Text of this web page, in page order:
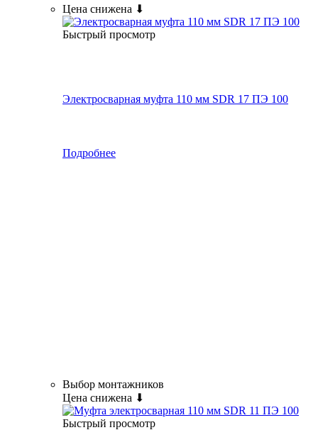
Цена снижена ⬇
Быстрый просмотр
Электросварная муфта 110 мм SDR 17 ПЭ 100
Подробнее
Выбор монтажников
Цена снижена ⬇
Быстрый просмотр